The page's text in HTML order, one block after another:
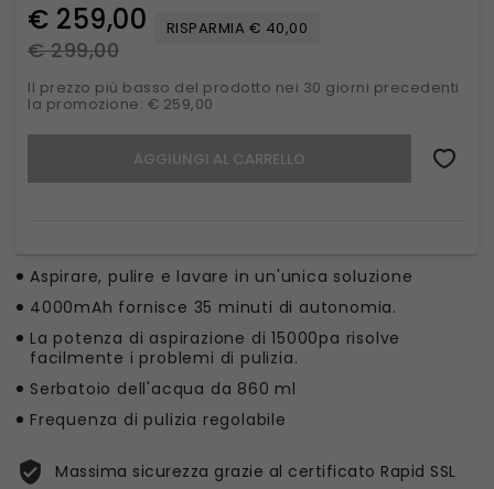
€ 259,00
€ 299,00
RISPARMIA € 40,00
Il prezzo più basso del prodotto nei 30 giorni precedenti
la promozione: € 259,00
AGGIUNGI AL CARRELLO
Aspirare, pulire e lavare in un'unica soluzione
4000mAh fornisce 35 minuti di autonomia.
La potenza di aspirazione di 15000pa risolve
facilmente i problemi di pulizia.
Serbatoio dell'acqua da 860 ml
Frequenza di pulizia regolabile
Massima sicurezza grazie al certificato Rapid SSL